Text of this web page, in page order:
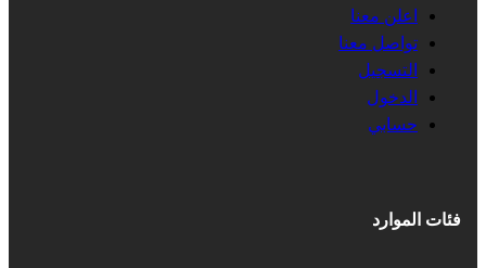
اعلن معنا
تواصل معنا
التسجيل
الدخول
حسابي
فئات الموارد